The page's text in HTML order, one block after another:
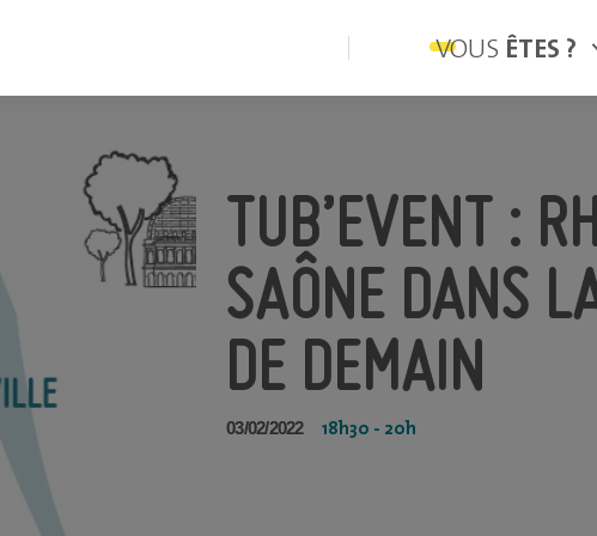
VOUS ÊTES ?
TUB’EVENT :
SAÔNE DANS
DE DEMAIN
03/02/2022 18h30 - 20h